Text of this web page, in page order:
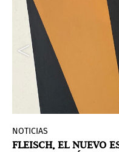
NOTICIAS
FLEISCH, EL NUEVO